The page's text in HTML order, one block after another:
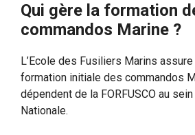
Qui gère la formation
commandos Marine ?
L’Ecole des Fusiliers Marins
formation initiale des commandos
dépendent de la FORFUSCO au
Nationale.